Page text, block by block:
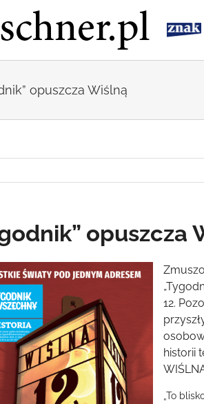
opuszcza Wiślną
opuszcza
12.
historii
„To